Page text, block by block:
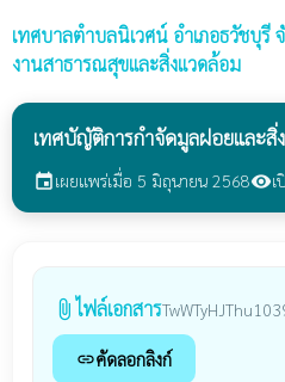
เทศบาลตำบลนิเวศน์ อำเภอธวัชบุรี
งานสาธารณสุขและสิ่งแวดล้อม
เทศบัญัติการกำจัดมูลฝอยและสิ่
eventเผยแพร่เมื่อ 5 มิถุนายน 2568visibility
attach_file ไฟล์เอกสาร
linkคัดลอกลิงก์